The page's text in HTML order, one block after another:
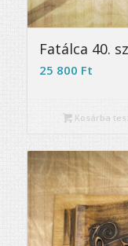
Fatálca 40.
25 800 Ft
Kosárba